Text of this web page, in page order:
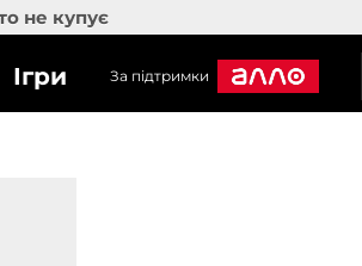
не купує
Ігри За підтримки